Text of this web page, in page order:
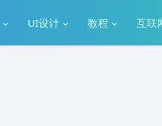
UI设计 教程 互联